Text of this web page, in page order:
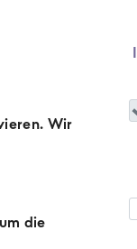
Wir
die